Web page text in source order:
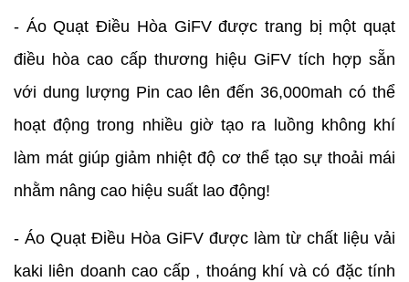
- Áo Quạt Điều Hòa GiFV được trang bị một quạt
điều hòa cao cấp thương hiệu GiFV tích hợp sẵn
với dung lượng Pin cao lên đến 36,000mah có thể
hoạt động trong nhiều giờ tạo ra luồng không khí
làm mát giúp giảm nhiệt độ cơ thể tạo sự thoải mái
nhằm nâng cao hiệu suất lao động!
- Áo Quạt Điều Hòa GiFV được làm từ chất liệu vải
kaki liên doanh cao cấp , thoáng khí và có đặc tính